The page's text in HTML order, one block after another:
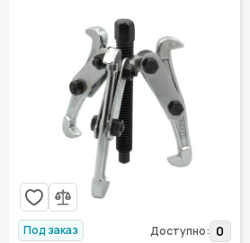
Под заказ Доступно: 0